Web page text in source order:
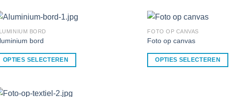
BORD
bord
OPTIES SELECTEREN
FOTO OP CANVAS
Foto op canvas
OPTIES SELECTEREN